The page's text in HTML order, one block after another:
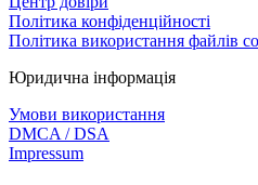
Політика конфіденційності
Політика використання файлів
Юридична інформація
Умови використання
DMCA / DSA
Impressum